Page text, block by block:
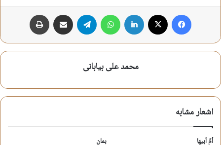
درد می گیرد ناگاه لب و دندانت
محمدعلی بیابانی
شعر شهادت حضرت امام سجاد
شعر شهادت حضرت زین العابدین
شعر شهادت علی ابن الحسین
فیس بوک لینکدین تلگرام اشتراک گذاری از طریق ایمیل
محمد علی بیابانی
اشعار مشابه
اُمّ اَبیها بمان